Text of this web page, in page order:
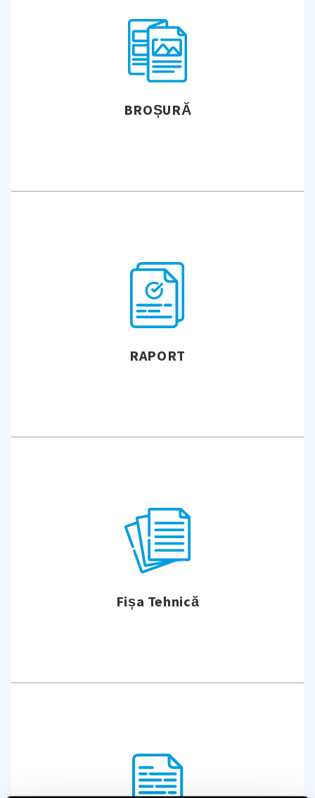
BROȘURĂ
RAPORT
Fișa Tehnică